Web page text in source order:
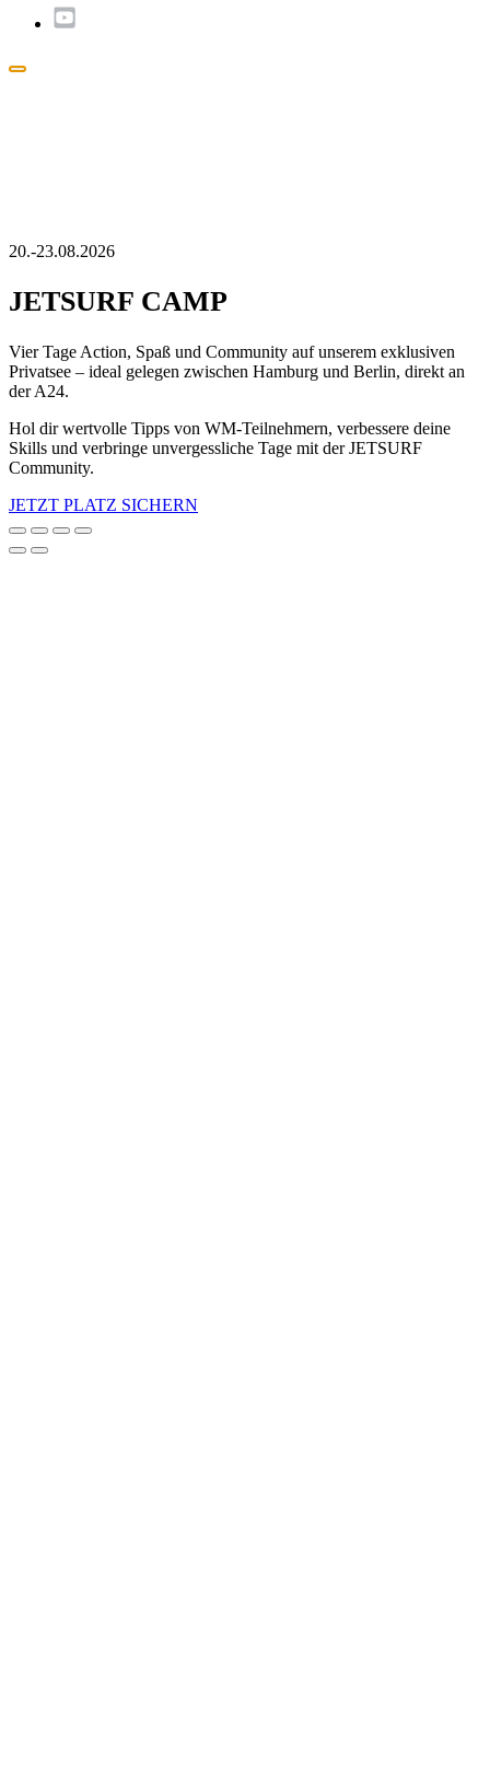
Popup
20.-23.08.2026
JETSURF CAMP
Vier Tage Action, Spaß und Community auf unserem exklusiven
Privatsee – ideal gelegen zwischen Hamburg und Berlin, direkt an
der A24.
Hol dir wertvolle Tipps von WM-Teilnehmern, verbessere deine
Skills und verbringe unvergessliche Tage mit der JETSURF
Community.
JETZT PLATZ SICHERN
Nach
oben